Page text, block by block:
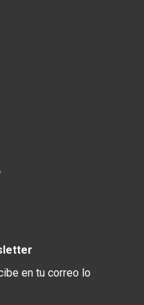
en tu correo lo